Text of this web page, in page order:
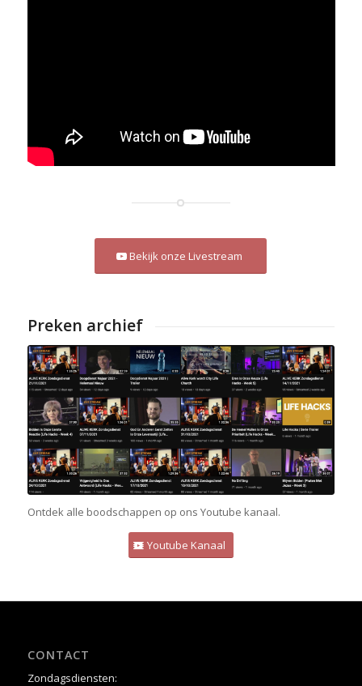
Bekijk onze Livestream
Preken archief
Ontdek alle boodschappen op ons Youtube kanaal.
Youtube Kanaal
CONTACT
Zondagsdiensten: